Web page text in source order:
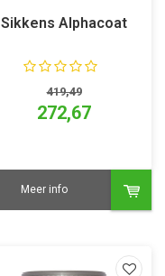
Sikkens Alphacoat
419,49
272,67
Meer info